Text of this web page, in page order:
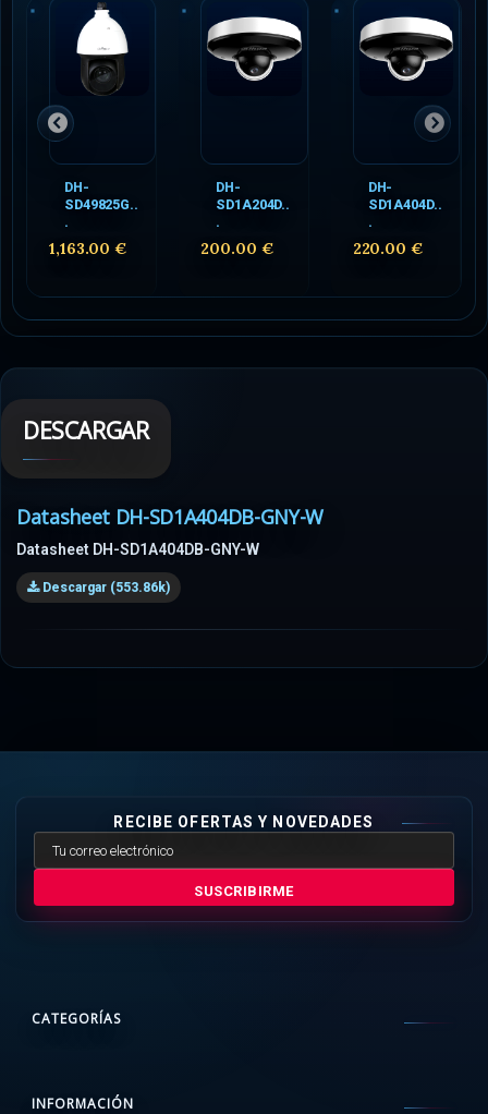
DH-
SD49825G..
.
1,163.00 €
DH-
SD1A204D..
.
200.00 €
DH-
SD1A404D..
.
220.00 €
DESCARGAR
Datasheet DH-SD1A404DB-GNY-W
Datasheet DH-SD1A404DB-GNY-W
Descargar (553.86k)
RECIBE OFERTAS Y NOVEDADES
SUSCRIBIRME
CATEGORÍAS
INFORMACIÓN